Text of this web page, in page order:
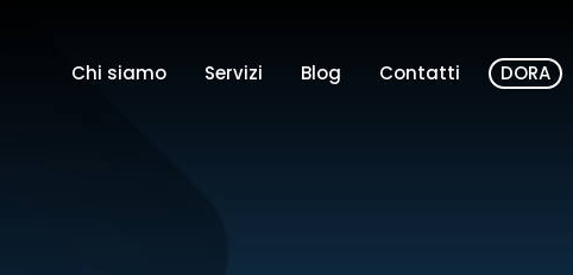
Chi siamo Servizi Blog Contatti DORA